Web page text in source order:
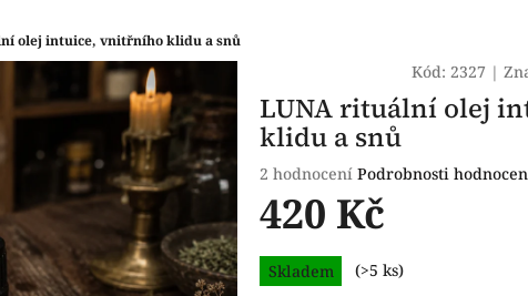
olej intuice, vnitřního klidu a snů
Kód: 2327 |
LUNA rituální olej
klidu a snů
Průměrné
hodnocení
produktu
5,0
z
2 hodnocení Podrobnosti
420 Kč
Měrná
cena:
Skladem (>5 ks)